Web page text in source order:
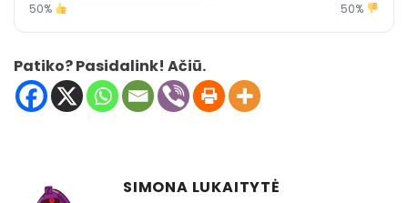
50% 50%
Patiko? Pasidalink! Ačiū.
SIMONA LUKAITYTĖ